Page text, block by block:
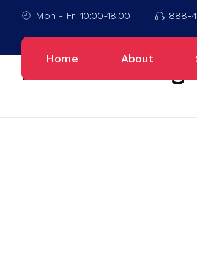
Mon - Fri 10:00-18:00 888-
Home About
Home Seputar Tas
Posts in